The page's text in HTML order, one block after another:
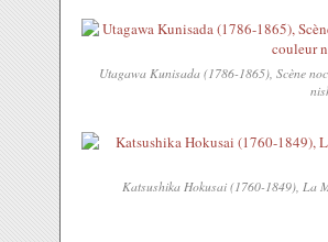
Utagawa Kunisada (1786-1865), Scène
Katsushika Hokusai (1760-1849), La